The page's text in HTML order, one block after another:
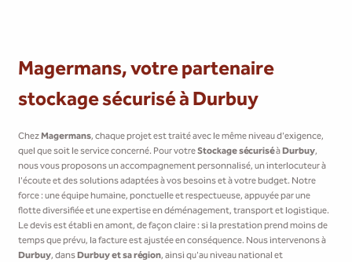
Magermans, votre partenaire
stockage sécurisé à Durbuy
ChezMagermans, chaque projet est traité avec le même niveau d'exigence,
quel que soit le service concerné. Pour votreStockage sécuriséàDurbuy,
nous vous proposons un accompagnement personnalisé, un interlocuteur à
l'écoute et des solutions adaptées à vos besoins et à votre budget. Notre
force : une équipe humaine, ponctuelle et respectueuse, appuyée par une
flotte diversifiée et une expertise en déménagement, transport et logistique.
Le devis est établi en amont, de façon claire : si la prestation prend moins de
temps que prévu, la facture est ajustée en conséquence. Nous intervenons à
Durbuy, dansDurbuy et sa région, ainsi qu'au niveau national et